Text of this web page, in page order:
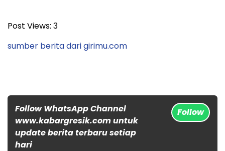
Post Views: 3
sumber berita dari girimu.com
Follow WhatsApp Channel
www.kabargresik.com untuk
update berita terbaru setiap
hari
Follow